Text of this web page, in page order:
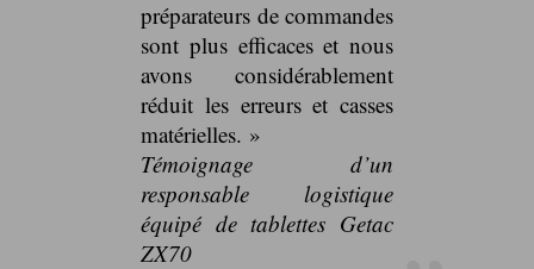
préparateurs de commandes
sont plus efficaces et nous
avons considérablement
réduit les erreurs et casses
matérielles. »
Témoignage d’un
responsable logistique
équipé de tablettes Getac
ZX70